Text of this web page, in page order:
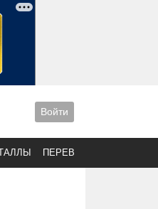
Войти
ПЕРЕВОДЫ